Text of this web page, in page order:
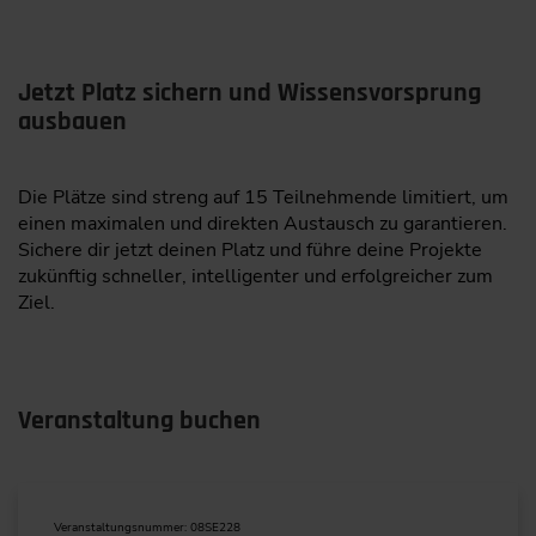
Jetzt Platz sichern und Wissensvorsprung
ausbauen
Die Plätze sind streng auf 15 Teilnehmende limitiert, um
einen maximalen und direkten Austausch zu garantieren.
Sichere dir jetzt deinen Platz und führe deine Projekte
zukünftig schneller, intelligenter und erfolgreicher zum
Ziel.
Veranstaltung buchen
Veranstaltungsnummer: 08SE228